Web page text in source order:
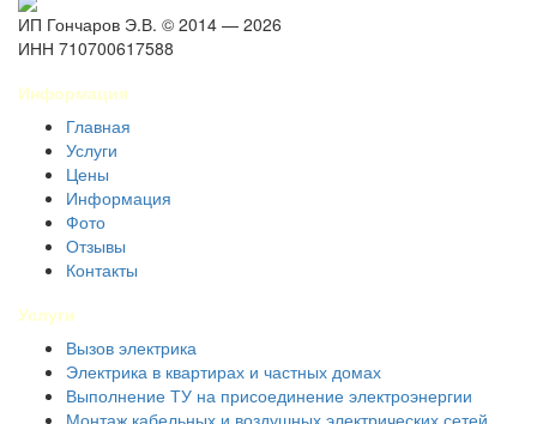
ИП Гончаров Э.В. © 2014 — 2026
ИНН 710700617588
Информация
Главная
Услуги
Цены
Информация
Фото
Отзывы
Контакты
Услуги
Вызов электрика
Электрика в квартирах и частных домах
Выполнение ТУ на присоединение электроэнергии
Монтаж кабельных и воздушных электрических сетей